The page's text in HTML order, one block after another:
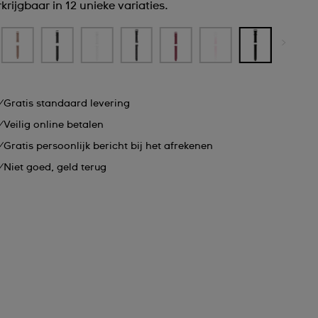
in 12 unieke variaties.
Gratis standaard levering
Veilig online betalen
Gratis persoonlijk bericht bij het afrekenen
Niet goed, geld terug